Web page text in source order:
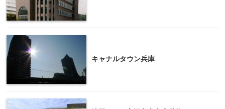
キャナルタウン兵庫